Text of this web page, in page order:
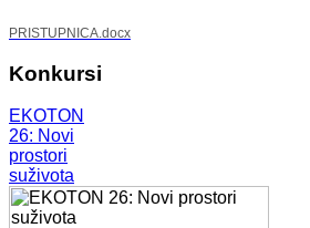
PRISTUPNICA.docx
Konkursi
EKOTON
26: Novi
prostori
suživota